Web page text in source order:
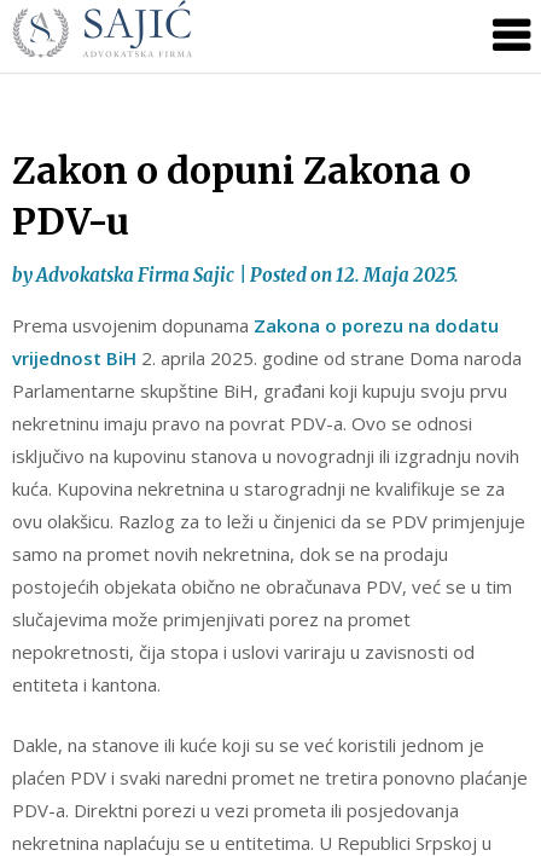
Skip
to
content
Advokatska
Sajić
|
Luka
Zakon o dopuni Zakona o
PDV-u
byAdvokatska Firma Sajic Posted on12. Maja 2025.
Prema usvojenim dopunama Zakona o porezu na dodatu
vrijednost BiH 2. aprila 2025. godine od strane Doma naroda
Parlamentarne skupštine BiH, građani koji kupuju svoju prvu
nekretninu imaju pravo na povrat PDV-a. Ovo se odnosi
isključivo na kupovinu stanova u novogradnji ili izgradnju novih
kuća. Kupovina nekretnina u starogradnji ne kvalifikuje se za
ovu olakšicu. Razlog za to leži u činjenici da se PDV primjenjuje
samo na promet novih nekretnina, dok se na prodaju
postojećih objekata obično ne obračunava PDV, već se u tim
slučajevima može primjenjivati porez na promet
nepokretnosti, čija stopa i uslovi variraju u zavisnosti od
entiteta i kantona.
Dakle, na stanove ili kuće koji su se već koristili jednom je
plaćen PDV i svaki naredni promet ne tretira ponovno plaćanje
PDV-a. Direktni porezi u vezi prometa ili posjedovanja
nekretnina naplaćuju se u entitetima. U Republici Srpskoj u